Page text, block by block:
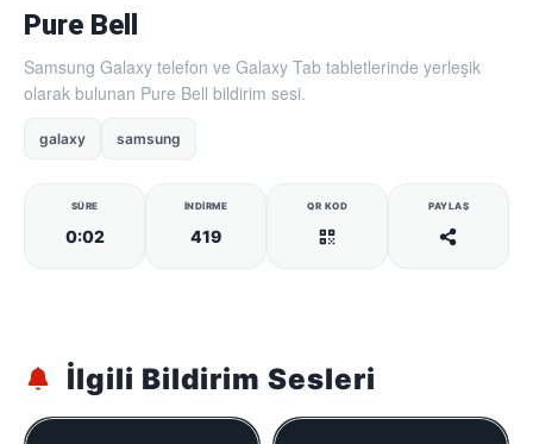
Pure Bell
Samsung Galaxy telefon ve Galaxy Tab tabletlerinde yerleşik
olarak bulunan Pure Bell bildirim sesi.
galaxy samsung
SÜRE
0:02
İNDIRME
419
QR KOD PAYLAŞ
İlgili Bildirim Sesleri